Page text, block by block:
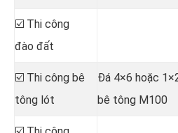
☑️ Thi công
đào đất
☑️ Thi công bê
tông lót
Đá 4×6 hoặc
bê tông M100